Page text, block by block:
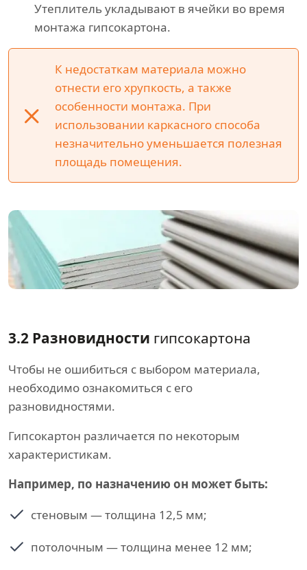
Утеплитель укладывают в ячейки во время
монтажа гипсокартона.
К недостаткам материала можно
отнести его хрупкость, а также
особенности монтажа. При
использовании каркасного способа
незначительно уменьшается полезная
площадь помещения.
3.2 Разновидности гипсокартона
Чтобы не ошибиться с выбором материала,
необходимо ознакомиться с его
разновидностями.
Гипсокартон различается по некоторым
характеристикам.
Например, по назначению он может быть:
стеновым — толщина 12,5 мм;
потолочным — толщина менее 12 мм;